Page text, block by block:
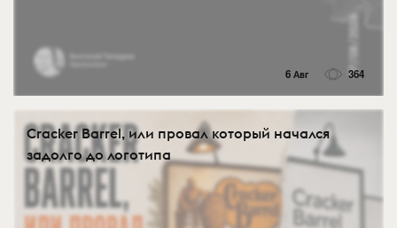
6 Авг 364
Cracker Barrel, или провал который начался
задолго до логотипа